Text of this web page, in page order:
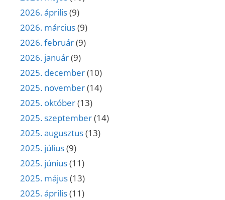
2026. április(9)
2026. március(9)
2026. február(9)
2026. január(9)
2025. december(10)
2025. november(14)
2025. október(13)
2025. szeptember(14)
2025. augusztus(13)
2025. július(9)
2025. június(11)
2025. május(13)
2025. április(11)